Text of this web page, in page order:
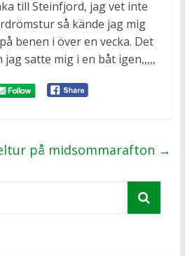
till Steinfjord, jag vet inte
så kände jag mig
benen i över en vecka. Det
satte mig i en båt igen,,,,,
på midsommarafton →